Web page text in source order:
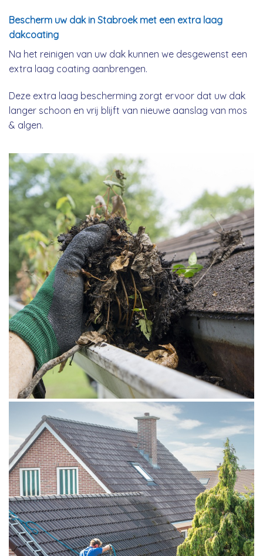
Bescherm uw dak in Stabroek met een extra laag
dakcoating
Na het reinigen van uw dak kunnen we desgewenst een
extra laag coating aanbrengen.
Deze extra laag bescherming zorgt ervoor dat uw dak
langer schoon en vrij blijft van nieuwe aanslag van mos
& algen.